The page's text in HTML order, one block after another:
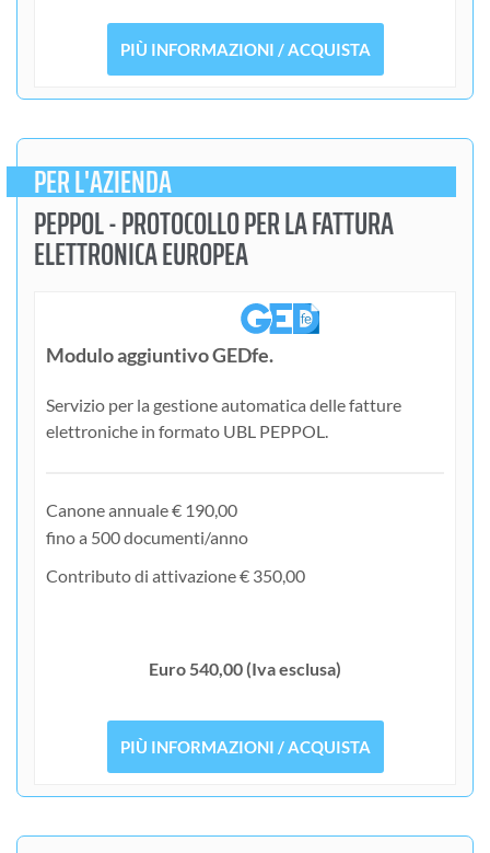
PIÙ INFORMAZIONI / ACQUISTA
PER L'AZIENDA
PEPPOL - PROTOCOLLO PER LA FATTURA
ELETTRONICA EUROPEA
Modulo aggiuntivo GEDfe.
Servizio per la gestione automatica delle fatture
elettroniche in formato UBL PEPPOL.
Canone annuale € 190,00
fino a 500 documenti/anno
Contributo di attivazione € 350,00
Euro 540,00 (Iva esclusa)
PIÙ INFORMAZIONI / ACQUISTA